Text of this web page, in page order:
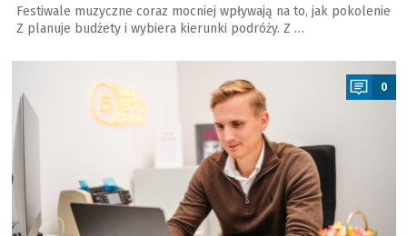
Festiwale muzyczne coraz mocniej wpływają na to, jak pokolenie
Z planuje budżety i wybiera kierunki podróży. Z …
a
0